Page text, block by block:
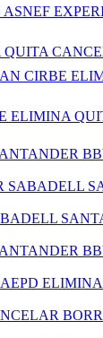
CIRBE
ELIMINA